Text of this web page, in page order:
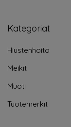
Kategoriat
Hiustenhoito
Meikit
Muoti
Tuotemerkit